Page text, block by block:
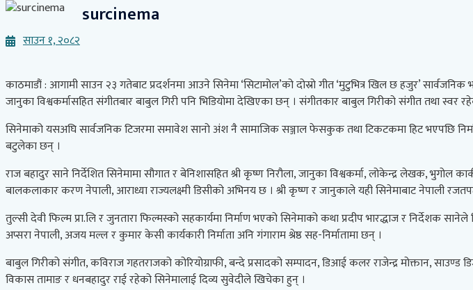
surcinema
साउन १, २०८२
काठमाडौं : आगामी साउन २३ गतेबाट प्रदर्शनमा आउने सिनेमा ‘सिटामोल’को दोस्रो गीत ‘मुटुभित्र खिल छ हजुर’
जानुका विश्वकर्मासहित संगीतबार बाबुल गिरी पनि भिडियोमा देखिएका छन् । संगीतकार बाबुल गिरीको संगीत तथा स्वर
सिनेमाको यसअघि सार्वजनिक टिजरमा समावेश सानो अंश नै सामाजिक सञ्जाल फेसकुक तथा टिकटकमा हिट भएपछि
बटुलेका छन् ।
राज बहादुर साने निर्देशित सिनेमामा सौगात र बेनिशासहित श्री कृष्ण निरौला, जानुका विश्वकर्मा, लोकेन्द्र लेखक,
बालकलाकार करण नेपाली, आराध्या राज्यलक्ष्मी डिसीको अभिनय छ । श्री कृष्ण र जानुकाले यही सिनेमाबाट नेपाली
तुल्सी देवी फिल्म प्रा.लि र जुनतारा फिल्मस्को सहकार्यमा निर्माण भएको सिनेमाको कथा प्रदीप भारद्धाज र निर्देशक
अप्सरा नेपाली, अजय मल्ल र कुमार केसी कार्यकारी निर्माता अनि गंगाराम श्रेष्ठ सह-निर्मातामा छन् ।
बाबुल गिरीको संगीत, कविराज गहतराजको कोरियोग्राफी, बन्दे प्रसादको सम्पादन, डिआई कलर राजेन्द्र मोक्तान,
विकास तामाङ र धनबहादुर राई रहेको सिनेमालाई दिव्य सुवेदीले खिचेका हुन् ।